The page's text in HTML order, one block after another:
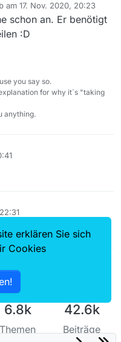
am 17. Nov. 2020, 20:23
editiert von
schon an. Er benötigt
:D
you say so.
for why it´s "taking
anything.
6.8k
Themen
42.6k
Beiträge
erklären Sie sich
Cookies